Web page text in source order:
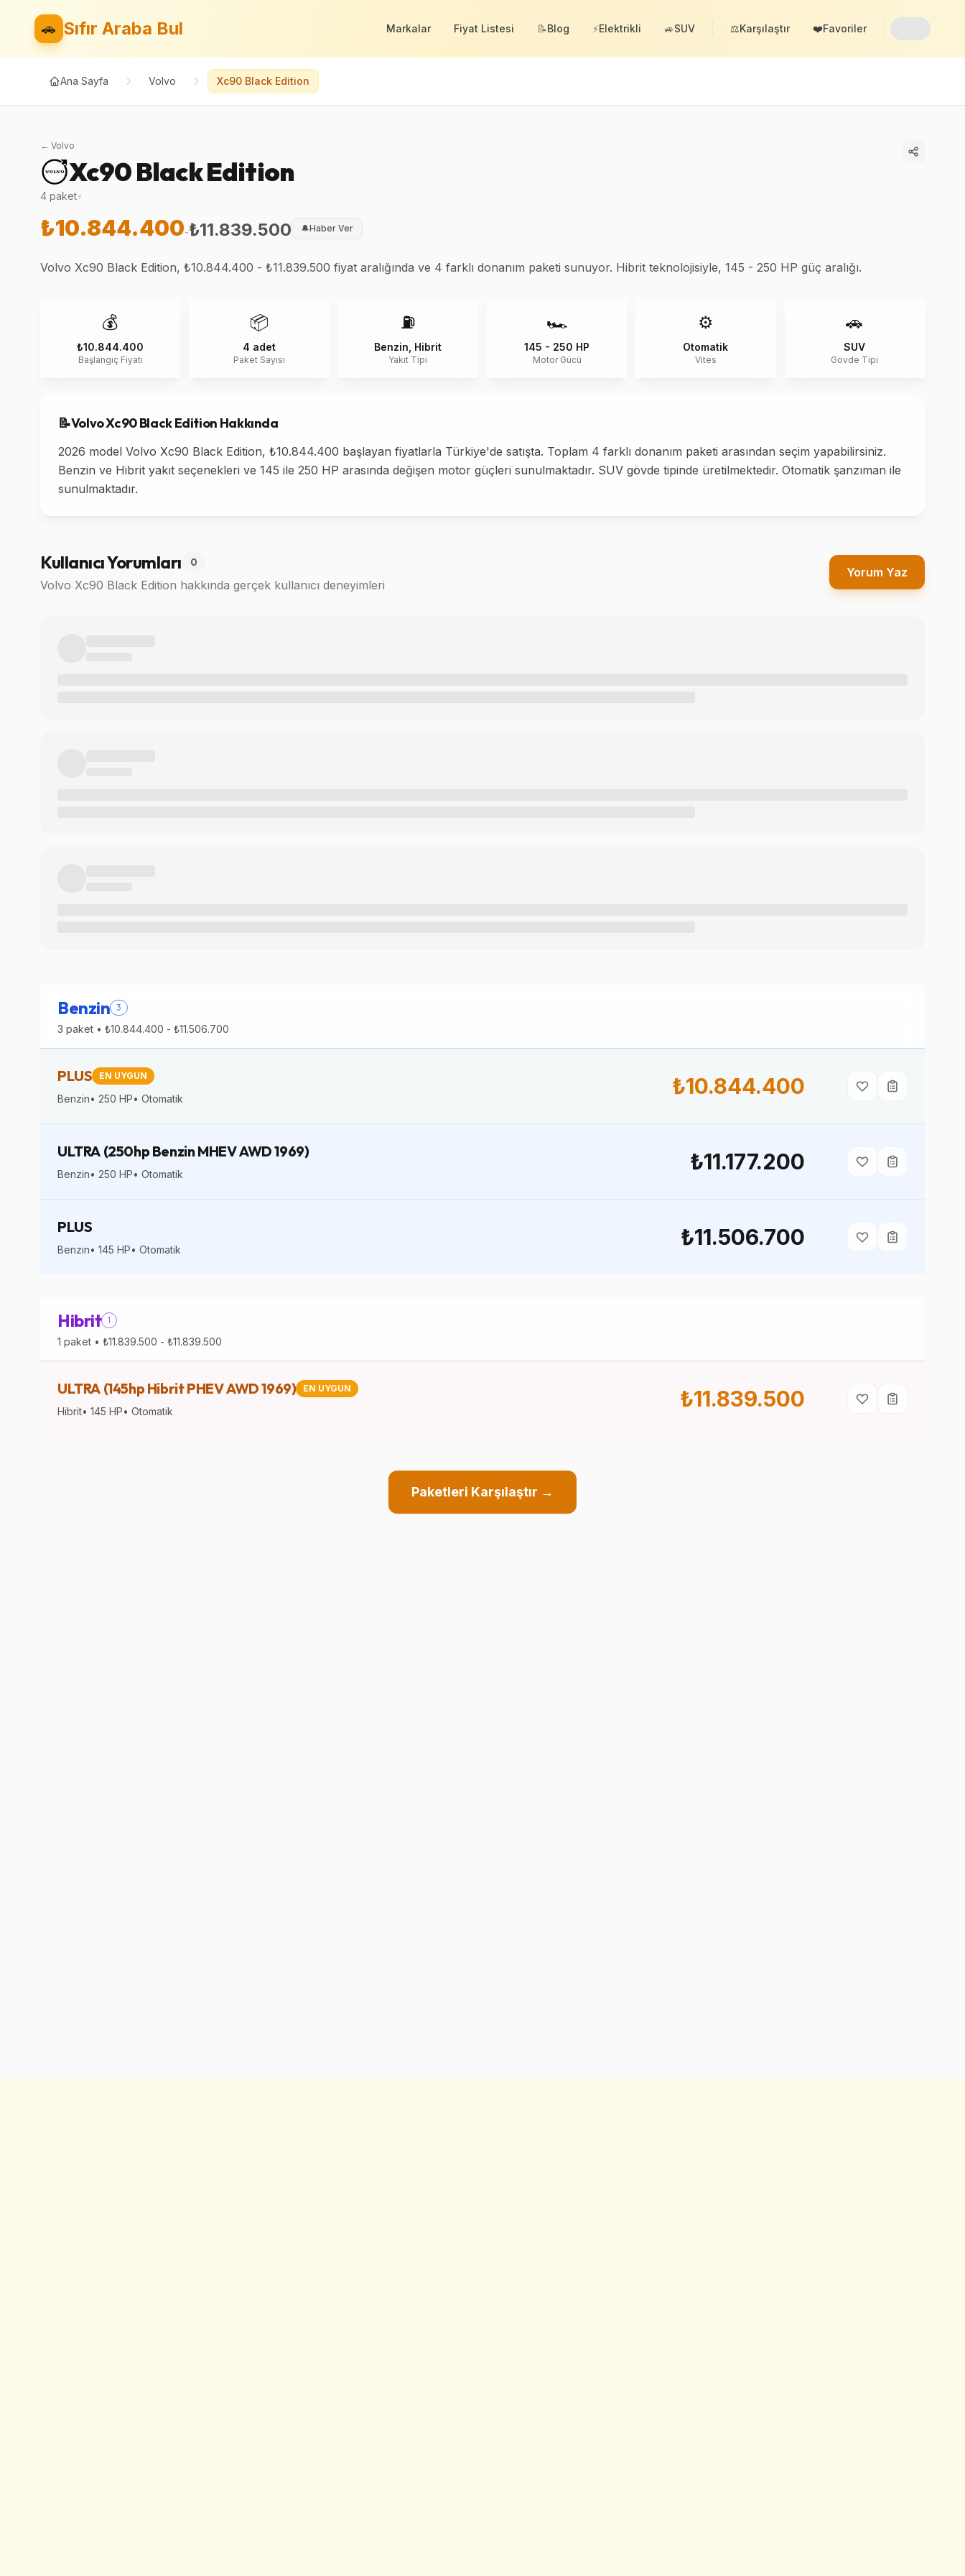
🚗 Sıfır Araba Bul Markalar Fiyat Listesi 📝Blog ⚡Elektrikli 🚙SUV ⚖️Karşılaştır ❤️Favoriler
Ana Sayfa Volvo Xc90 Black Edition
← Volvo
Xc90 Black Edition
4 paket•
₺10.844.400-₺11.839.500 🔔Haber Ver
Volvo Xc90 Black Edition, ₺10.844.400 - ₺11.839.500 fiyat aralığında ve 4 farklı donanım paketi sunuyor. Hibrit teknolojisiyle, 145 - 250 HP güç aralığı.
💰
₺10.844.400
Başlangıç Fiyatı
📦
4 adet
Paket Sayısı
⛽
Benzin, Hibrit
Yakıt Tipi
🏎️
145 - 250 HP
Motor Gücü
⚙️
Otomatik
Vites
🚗
SUV
Gövde Tipi
📝VolvoXc90 Black Edition Hakkında
2026 model Volvo Xc90 Black Edition, ₺10.844.400 başlayan fiyatlarla Türkiye'de satışta. Toplam 4 farklı donanım paketi arasından seçim yapabilirsiniz.
Benzin ve Hibrit yakıt seçenekleri ve 145 ile 250 HP arasında değişen motor güçleri sunulmaktadır. SUV gövde tipinde üretilmektedir. Otomatik şanzıman ile
sunulmaktadır.
Kullanıcı Yorumları 0
Volvo Xc90 Black Edition hakkında gerçek kullanıcı deneyimleri
Yorum Yaz
Benzin 3
3 paket • ₺10.844.400 - ₺11.506.700
PLUS EN UYGUN
Benzin• 250 HP• Otomatik ₺10.844.400
ULTRA (250hp Benzin MHEV AWD 1969)
Benzin• 250 HP• Otomatik ₺11.177.200
PLUS
Benzin• 145 HP• Otomatik ₺11.506.700
Hibrit 1
1 paket • ₺11.839.500 - ₺11.839.500
ULTRA (145hp Hibrit PHEV AWD 1969) EN UYGUN
Hibrit• 145 HP• Otomatik ₺11.839.500
Paketleri Karşılaştır →